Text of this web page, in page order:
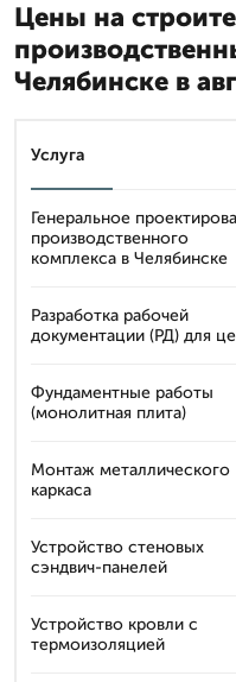
Цены на
Челябинске в
Услуга
Генеральное
производственного
комплекса в Челябинске
Разработка рабочей
документации (РД) для
Фундаментные работы
(монолитная плита)
Монтаж металлического
каркаса
Устройство стеновых
сэндвич-панелей
Устройство кровли с
термоизоляцией